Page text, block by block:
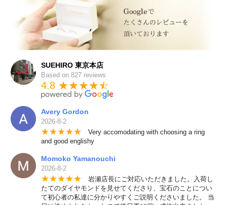
SUEHIRO 東京本店
Based on 827 reviews
4.8 ★★★★★
☆
Avery Gordon
2026-8-2
★★★★★ Very accomodating with choosing a ring
and good englishy
Momoko Yamanouchi
2026-8-2
★★★★★ 岩瀬店長にご対応いただきました。入荷し
たてのダイヤモンドを見せてくださり、宝石のことについ
て初心者の私達に分かりやすくご説明くださいました。 当